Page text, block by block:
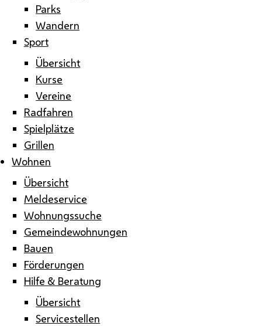
Parks
Wandern
Sport
Übersicht
Kurse
Vereine
Radfahren
Spielplätze
Grillen
Wohnen
Übersicht
Meldeservice
Wohnungssuche
Gemeindewohnungen
Bauen
Förderungen
Hilfe & Beratung
Übersicht
Servicestellen